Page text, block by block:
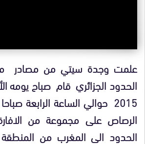
علمت وجدة سيتي من مصادر
2015 حوالي الساعة الرابعة
الرصاص على مجموعة من
الحدود الى المغرب من